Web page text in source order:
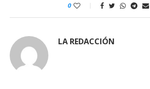
0
LA REDACCIÓN